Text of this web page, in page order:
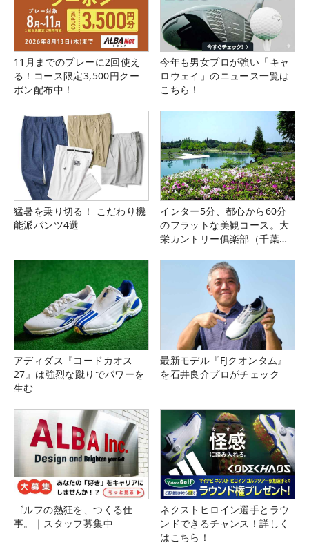
11月までのプレーに2回使え
る！コース限定3,500円クー
ポン配布中！
今年も男女プロが強い「キャ
ロウェイ」のニュース一覧は
こちら！
猛暑を乗り切る！ こだわり機
能派パンツ4選
インター5分、都心から60分
のフラットな美観コース。大
栄カントリー俱楽部（千葉
アディダス『コードカオス
27』は強烈な蹴りでパワーを
生む
最新モデル『FJクオンタム』
を石井良介プロがチェック
ゴルフの熱狂を、つくる仕
事。｜スタッフ募集中
ネクストヒロイン選手とラウ
ンドできるチャンス！詳しく
はこちら！